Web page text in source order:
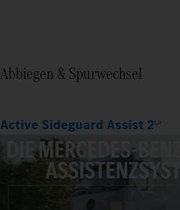
Abbiegen & Spurwechsel
Active Sideguard Assist 21,2